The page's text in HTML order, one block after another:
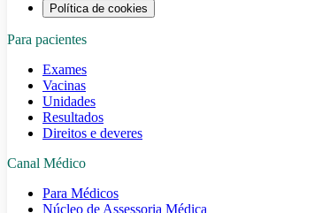
Política de cookies
Para pacientes
Exames
Vacinas
Unidades
Resultados
Direitos e deveres
Canal Médico
Para Médicos
Núcleo de Assessoria Médica